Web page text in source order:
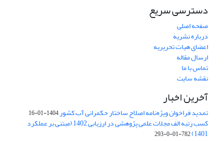
دسترسی سریع
صفحه اصلی
درباره نشریه
اعضای هیات تحریریه
ارسال مقاله
تماس با ما
نقشه سایت
آخرین اخبار
تمدید فراخوان ویژه‌نامه اصلاح ساختار حکمرانی آب کشور1404-01-16
کسب رتبه الف مجلات علمی پژوهشی در ارزیابی 1402 (مبتنی بر عملکرد
1401)
782-01-0-293